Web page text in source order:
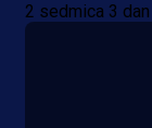
2 sedmica 3 dan